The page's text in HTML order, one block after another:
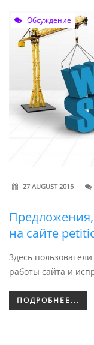
Обсуждение
27 AUGUST 2015
на сайте
Здесь
работы сайта и
ПОДРОБНЕЕ...